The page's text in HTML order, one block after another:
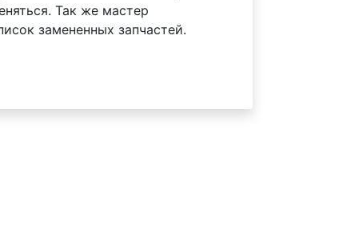
Так же мастер
замененных запчастей.